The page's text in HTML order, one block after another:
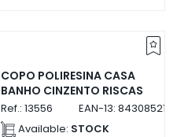
COPO POLIRESINA CASA
BANHO CINZENTO RISCAS
Ref.: 13556 EAN-13:
Available: STOCK